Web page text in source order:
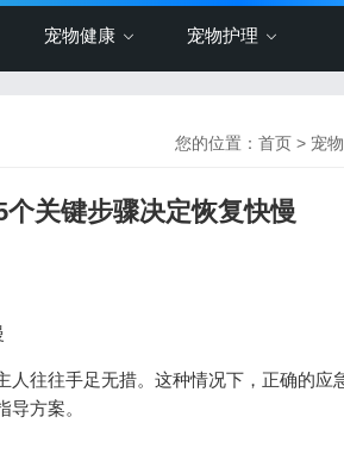
宠物健康 宠物护理
您的位置： 首页 > 宠
关键步骤决定恢复快慢
往往手足无措。这种情况下，正确的应
方案。